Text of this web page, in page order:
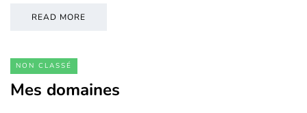
READ MORE
NON CLASSÉ
Mes domaines